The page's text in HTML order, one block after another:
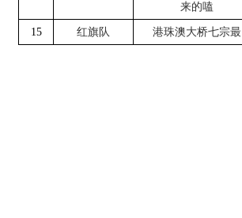
来的嗑
15 红旗队 港珠澳大桥七宗最